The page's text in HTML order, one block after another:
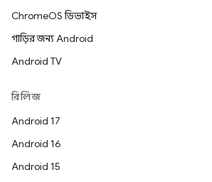
ChromeOS ডিভাইস
গাড়ির জন্য Android
Android TV
রিলিজ
Android 17
Android 16
Android 15